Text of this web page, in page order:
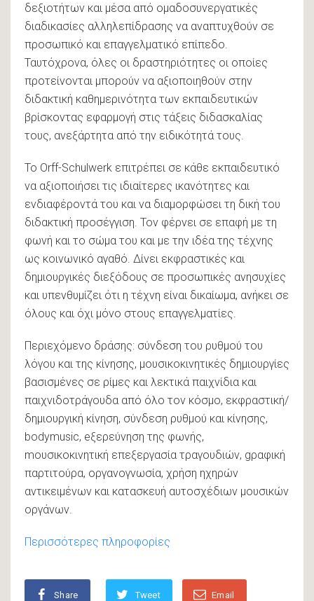
δεξιοτήτων και μέσα από ομαδοσυνεργατικές
διαδικασίες αλληλεπίδρασης να αναπτυχθούν σε
προσωπικό και επαγγελματικό επίπεδο.
Ταυτόχρονα, όλες οι δραστηριότητες οι οποίες
προτείνονται μπορούν να αξιοποιηθούν στην
διδακτική καθημερινότητα των εκπαιδευτικών
βρίσκοντας εφαρμογή στις τάξεις διδασκαλίας
τους, ανεξάρτητα από την ειδικότητά τους.
Το Orff-Schulwerk επιτρέπει σε κάθε εκπαιδευτικό
να αξιοποιήσει τις ιδιαίτερες ικανότητες και
ενδιαφέροντά του και να διαμορφώσει τη δική του
διδακτική προσέγγιση. Τον φέρνει σε επαφή με τη
φωνή και το σώμα του και με την ιδέα της τέχνης
ως κοινωνικό αγαθό. Δίνει εκφραστικές και
δημιουργικές διεξόδους σε προσωπικές ανησυχίες
και υπενθυμίζει ότι η τέχνη είναι δικαίωμα, ανήκει σε
όλους και όχι μόνο στους επαγγελματίες.
Περιεχόμενο δράσης: σύνδεση του ρυθμού του
λόγου και της κίνησης, μουσικοκινητικές δημιουργίες
βασισμένες σε ρίμες και λεκτικά παιχνίδια και
παιχνιδοτράγουδα από όλο τον κόσμο, εκφραστική/
δημιουργική κίνηση, σύνδεση ρυθμού και κίνησης,
bodymusic, eξερεύνηση της φωνής,
mουσικοκινητική επεξεργασία τραγουδιών, gραφική
παρτιτούρα, oργανογνωσία, χρήση ηχηρών
αντικειμένων και κατασκευή αυτοσχέδιων μουσικών
οργάνων.
Περισσότερες πληροφορίες
Share Tweet Email